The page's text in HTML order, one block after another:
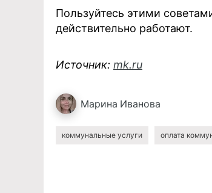
Пользуйтесь этими
действительно работают.
Источник: mk.ru
Марина Иванова
коммунальные услуги оплата